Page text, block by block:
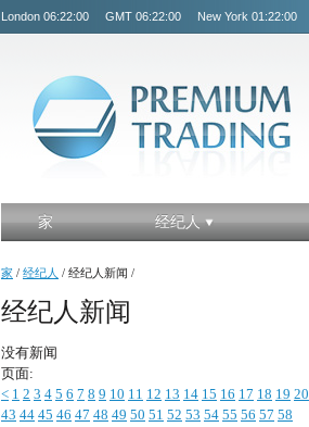
London 06:22:00 GMT 06:22:00 New York 01:22:00
家 经纪人
家 / 经纪人 / 经纪人新闻 /
经纪人新闻
没有新闻
页面:
< 1 2 3 4 5 6 7 8 9 10 11 12 13 14 15 16 17 18 19 20
43 44 45 46 47 48 49 50 51 52 53 54 55 56 57 58